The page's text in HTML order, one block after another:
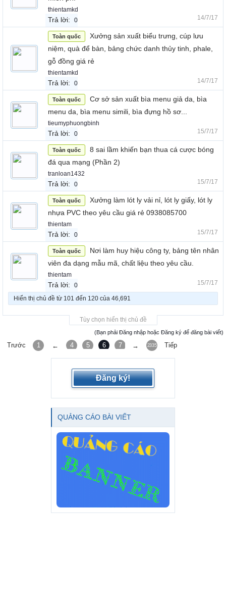
thientamkd
Trả lời: 0 14/7/17
Toàn quốc
Xưởng sản xuất biểu trưng, cúp lưu
niệm, quà để bàn, bảng chức danh thủy tinh, phale,
gỗ đồng giá rẻ
thientamkd
Trả lời: 0 14/7/17
Toàn quốc
Cơ sở sản xuất bìa menu giả da, bìa
menu da, bìa menu simili, bìa đựng hồ sơ...
tieumyphuongbinh
Trả lời: 0 15/7/17
Toàn quốc
8 sai lầm khiến bạn thua cá cược bóng
đá qua mạng (Phần 2)
tranloan1432
Trả lời: 0 15/7/17
Toàn quốc
Xưởng làm lót ly vải nỉ, lót ly giấy, lót ly
nhựa PVC theo yêu cầu giá rẻ 0938085700
thientam
Trả lời: 0 15/7/17
Toàn quốc
Nơi làm huy hiệu công ty, bảng tên nhân
viên đa dạng mẫu mã, chất liệu theo yêu cầu.
thientam
Trả lời: 0 15/7/17
Hiển thị chủ đề từ 101 đến 120 của 46,691
Tùy chọn hiển thị chủ đề
(Bạn phải Đăng nhập hoặc Đăng ký để đăng bài viết)
Trước 1 ← 4 5 6 7 8
→ 2335 Tiếp
Đăng ký!
QUẢNG CÁO BÀI VIẾT